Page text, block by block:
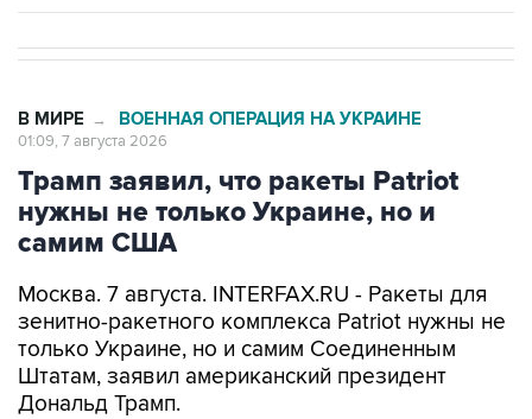
В МИРЕ → ВОЕННАЯ ОПЕРАЦИЯ НА УКРАИНЕ
01:09, 7 августа 2026
Трамп заявил, что ракеты Patriot
нужны не только Украине, но и
самим США
Москва. 7 августа. INTERFAX.RU - Ракеты для
зенитно-ракетного комплекса Patriot нужны не
только Украине, но и самим Соединенным
Штатам, заявил американский президент
Дональд Трамп.